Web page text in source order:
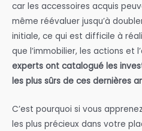
car les accessoires acquis
même réévaluer jusqu’à
initiale, ce qui est difficile à
que l’immobilier, les actions et
experts ont catalogué les
les plus sûrs de ces dernières
C’est pourquoi si vous
les plus précieux dans votre